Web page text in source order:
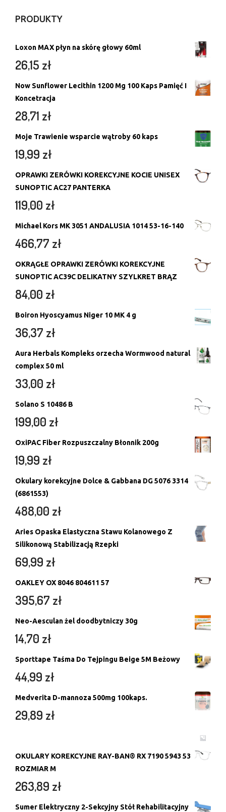
PRODUKTY
Loxon MAX płyn na skórę głowy 60ml
26,15 zł
Now Sunflower Lecithin 1200 Mg 100 Kaps Pamięć I
Koncetracja
28,71 zł
Moje Trawienie wsparcie wątroby 60 kaps
19,99 zł
OPRAWKI ZERÓWKI KOREKCYJNE KOCIE UNISEX
SUNOPTIC AC27 PANTERKA
119,00 zł
Michael Kors MK 3051 ANDALUSIA 1014 53-16-140
466,77 zł
OKRĄGŁE OPRAWKI ZERÓWKI KOREKCYJNE
SUNOPTIC AC39C DELIKATNY SZYLKRET BRĄZ
84,00 zł
Boiron Hyoscyamus Niger 10 MK 4 g
36,37 zł
Aura Herbals Kompleks orzecha Wormwood natural
complex 50 ml
33,00 zł
Solano S 10486 B
199,00 zł
OxiPAC Fiber Rozpuszczalny Błonnik 200g
19,99 zł
Okulary korekcyjne Dolce & Gabbana DG 5076 3314
(6861553)
488,00 zł
Aries Opaska Elastyczna Stawu Kolanowego Z
Silikonową Stabilizacją Rzepki
69,99 zł
OAKLEY OX 8046 804611 57
395,67 zł
Neo-Aesculan żel doodbytniczy 30g
14,70 zł
Sporttape Taśma Do Tejpingu Beige 5M Beżowy
44,99 zł
Medverita D-mannoza 500mg 100kaps.
29,89 zł
OKULARY KOREKCYJNE RAY-BAN® RX 7190 5943 53
ROZMIAR M
263,89 zł
Sumer Elektryczny 2-Sekcyjny Stół Rehabilitacyjny